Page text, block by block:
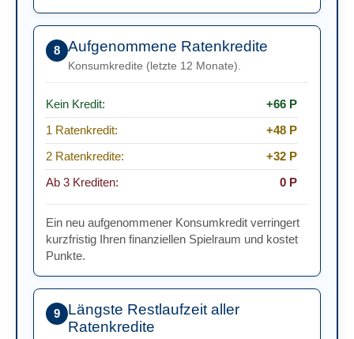
8 Aufgenommene Ratenkredite
Konsumkredite (letzte 12 Monate).
Kein Kredit:
+66 P
1 Ratenkredit:
+48 P
2 Ratenkredite:
+32 P
Ab 3 Krediten:
0 P
Ein neu aufgenommener Konsumkredit verringert
kurzfristig Ihren finanziellen Spielraum und kostet
Punkte.
9
Längste Restlaufzeit aller
Ratenkredite